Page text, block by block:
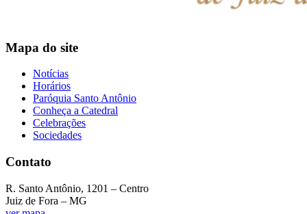
Mapa do site
Notícias
Horários
Paróquia Santo Antônio
Conheça a Catedral
Celebrações
Sociedades
Contato
R. Santo Antônio, 1201 – Centro
Juiz de Fora – MG